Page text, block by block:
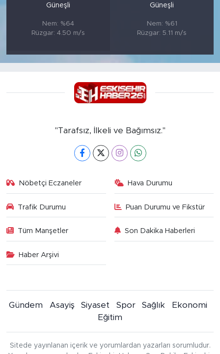
Güneşli
Nem: %64
Rüzgar: 4.50 m/s
Güneşli
Nem: %61
Rüzgar: 5.11 m/s
"Tarafsız, İlkeli ve Bağımsız."
Nöbetçi Eczaneler Hava Durumu
Trafik Durumu Puan Durumu ve Fikstür
Tüm Manşetler Son Dakika Haberleri
Haber Arşivi
Gündem Asayiş Siyaset Spor Sağlık
Ekonomi
Eğitim
Sitede yayınlanan içerik ve yorumlardan yazarları sorumludur.